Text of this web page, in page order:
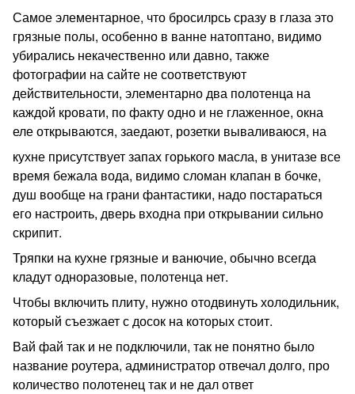
Самое элементарное, что бросилрсь сразу в глаза это
грязные полы, особенно в ванне натоптано, видимо
убирались некачественно или давно, также
фотографии на сайте не соответствуют
действительности, элементарно два полотенца на
каждой кровати, по факту одно и не глаженное, окна
еле открываются, заедают, розетки вываливаюся, на
кухне присутствует запах горького масла, в унитазе все
время бежала вода, видимо сломан клапан в бочке,
душ вообще на грани фантастики, надо постараться
его настроить, дверь входна при открывании сильно
скрипит.
Тряпки на кухне грязные и ванючие, обычно всегда
кладут одноразовые, полотенца нет.
Чтобы включить плиту, нужно отодвинуть холодильник,
который съезжает с досок на которых стоит.
Вай фай так и не подключили, так не понятно было
название роутера, администратор отвечал долго, про
количество полотенец так и не дал ответ